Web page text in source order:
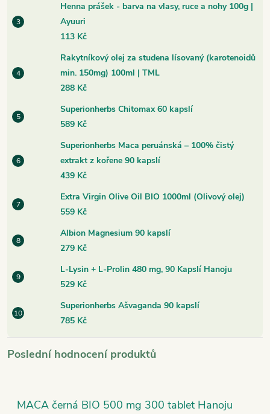
Henna prášek - barva na vlasy, ruce a nohy 100g |
Ayuuri
113 Kč
Rakytníkový olej za studena lísovaný (karotenoidů
min. 150mg) 100ml | TML
288 Kč
Superionherbs Chitomax 60 kapslí
589 Kč
Superionherbs Maca peruánská – 100% čistý
extrakt z kořene 90 kapslí
439 Kč
Extra Virgin Olive Oil BIO 1000ml (Olivový olej)
559 Kč
Albion Magnesium 90 kapslí
279 Kč
L-Lysin + L-Prolin 480 mg, 90 Kapslí Hanoju
529 Kč
Superionherbs Ašvaganda 90 kapslí
785 Kč
Poslední hodnocení produktů
MACA černá BIO 500 mg 300 tablet Hanoju